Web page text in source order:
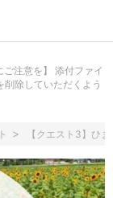
ご注意を】 添付ファイ
除していただくよう
【クエスト3】ひ